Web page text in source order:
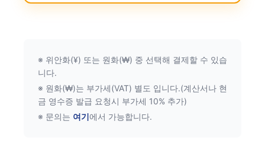
※ 위안화(¥) 또는 원화(₩) 중 선택해 결제할 수 있습
니다.
※ 원화(₩)는 부가세(VAT) 별도 입니다.(계산서나 현
금 영수증 발급 요청시 부가세 10% 추가)
※ 문의는 여기에서 가능합니다.